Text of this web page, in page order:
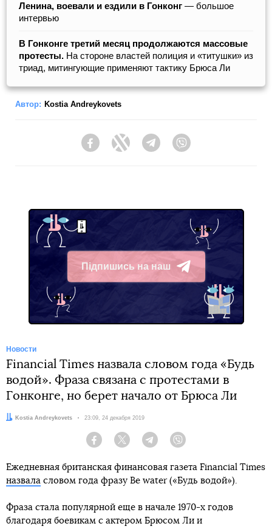
Ленина, воевали и ездили в Гонконг — большое
интервью
В Гонконге третий месяц продолжаются массовые
протесты. На стороне властей полиция и «титушки» из
триад, митингующие применяют тактику Брюса Ли
Автор: Kostia Andreykovets
FacebookTwitter Telegram
Підпишись на наш
Telegram
Новости
Financial Times назвала словом года «Будь
водой». Фраза связана с протестами в
Гонконге, но берет начало от Брюса Ли
Автор:Kostia Andreykovets Дата:
23:09, 24 декабря 2019
Facebook Twitter Telegram
Ежедневная британская финансовая газета Financial Times
назвала словом года фразу Be water («Будь водой»).
Фраза стала популярной еще в начале 1970-х годов
благодаря боевикам с актером Брюсом Ли и